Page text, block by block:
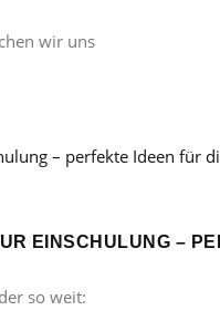
wir uns
EINSCHULUNG –
so weit: